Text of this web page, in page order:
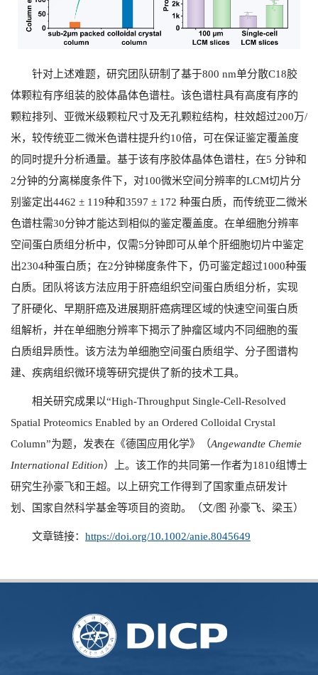
针对上述难题，研究团队研制了基于800 nm单分散C18胶
体颗粒有序组装的胶体晶体色谱柱。该色谱柱具有高度有序的
颗粒排列、亚微米级颗粒尺寸及无孔颗粒结构，柱效超过200万/
米，较传统亚二微米色谱柱提升约10倍，可在保证鉴定覆盖度
的同时提升分析通量。基于该有序胶体晶体色谱柱，在5 分钟和
2分钟的分离梯度条件下，对100微米空间分辨率的LCM切片分
别鉴定出4462 ± 119种和3597 ± 172 种蛋白质，而传统亚二微米
色谱柱需30分钟才能达到相似的鉴定覆盖度。在单细胞分辨率
空间蛋白质组分析中，仅需5分钟即可从单个肝细胞切片中鉴定
出2304种蛋白质；在2分钟梯度条件下，仍可鉴定超过1000种蛋
白质。团队将该方法应用于肝癌组织空间蛋白质组分析，实现
了肝硬化、早期肝癌及进展期肝癌病理区域的快速空间蛋白质
组解析，并在单细胞分辨率下揭示了肿瘤区域内不同细胞的蛋
白质组异质性。该方法为单细胞空间蛋白质组学、分子图谱构
建、疾病组织微环境等研究提供了新的技术工具。
相关研究成果以“High-Throughput Single-Cell-Resolved
Spatial Proteomics Enabled by an Ordered Colloidal Crystal
Column”为题，发表在《德国应用化学》（Angewandte Chemie
International Edition）上。该工作的共同第一作者为1810组博士
研究生孙豪飞和王超。以上研究工作得到了国家重点研发计
划、国家自然科学基金等项目的资助。（文/图 孙豪飞、梁玉）
文章链接： https://doi.org/10.1002/anie.8045649